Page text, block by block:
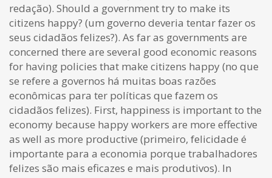
redação). Should a government try to make its
citizens happy? (um governo deveria tentar fazer os
seus cidadãos felizes?). As far as governments are
concerned there are several good economic reasons
for having policies that make citizens happy (no que
se refere a governos há muitas boas razões
econômicas para ter políticas que fazem os
cidadãos felizes). First, happiness is important to the
economy because happy workers are more effective
as well as more productive (primeiro, felicidade é
importante para a economia porque trabalhadores
felizes são mais eficazes e mais produtivos). In